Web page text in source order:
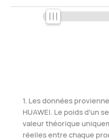
1. Les données
HUAWEI. Le poids d'un
valeur théorique
réelles entre chaque